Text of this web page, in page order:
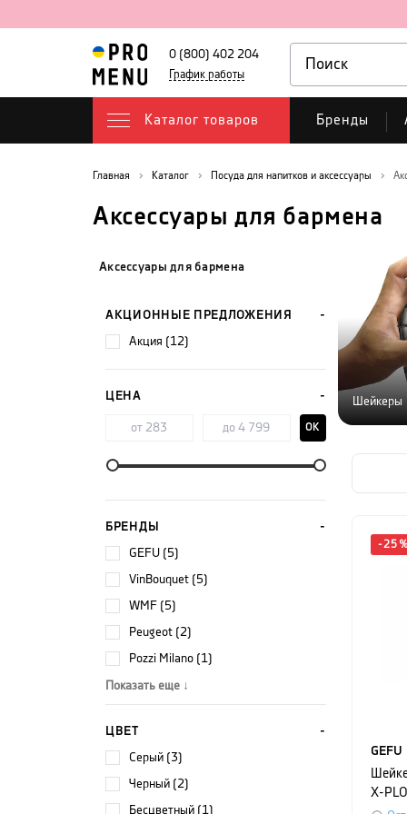
0 (800) 402 204
График работы
Каталог товаров Бренды
Главная Каталог Посуда для напитков и аксессуары
Аксессуары для бармена
Аксессуары для бармена
АКЦИОННЫЕ ПРЕДЛОЖЕНИЯ
акция (12)
ЦЕНА
OK
БРЕНДЫ
GEFU (5)
VinBouquet (5)
WMF (5)
Peugeot (2)
Pozzi Milano (1)
Показать еще ↓
ЦВЕТ
серый (3)
черный (2)
бесцветный (1)
Шейкеры
-25
GEFU
X-